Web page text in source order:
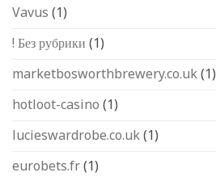
Vavus (1)
! Без рубрики (1)
marketbosworthbrewery.co.uk(1)
hotloot-casino (1)
lucieswardrobe.co.uk(1)
eurobets.fr(1)